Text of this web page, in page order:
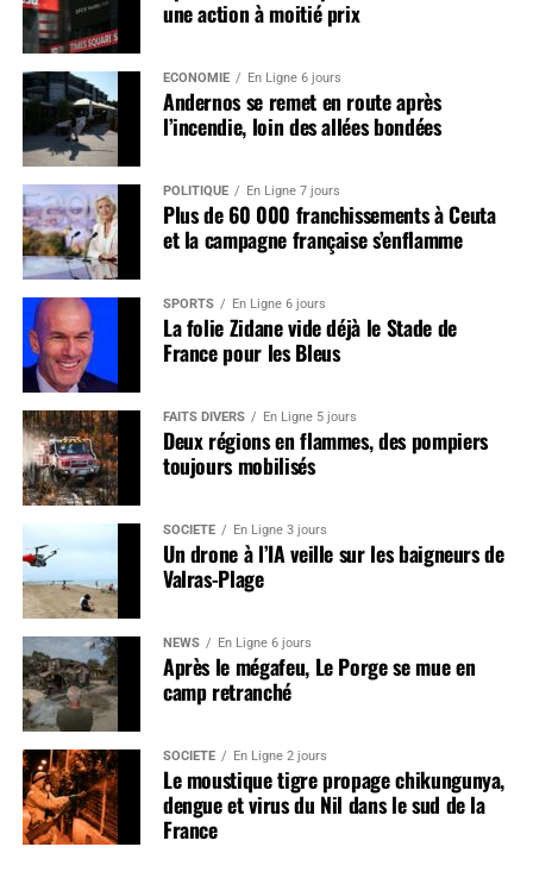
une action à moitié prix
ÉCONOMIE En Ligne 6 jours
Andernos se remet en route après
l’incendie, loin des allées bondées
POLITIQUE En Ligne 7 jours
Plus de 60 000 franchissements à Ceuta
et la campagne française s’enflamme
SPORTS En Ligne 6 jours
La folie Zidane vide déjà le Stade de
France pour les Bleus
FAITS DIVERS En Ligne 5 jours
Deux régions en flammes, des pompiers
toujours mobilisés
SOCIÉTÉ En Ligne 3 jours
Un drone à l’IA veille sur les baigneurs de
Valras-Plage
NEWS En Ligne 6 jours
Après le mégafeu, Le Porge se mue en
camp retranché
SOCIÉTÉ En Ligne 2 jours
Le moustique tigre propage chikungunya,
dengue et virus du Nil dans le sud de la
France